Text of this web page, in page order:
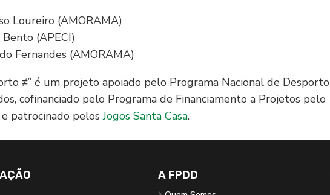
Loureiro (AMORAMA)
Bento (APECI)
Fernandes (AMORAMA)
≠” é um projeto apoiado pelo Programa Nacional de Desporto
cofinanciado pelo Programa de Financiamento a Projetos pelo
e patrocinado pelosJogos Santa Casa.
A FPDD